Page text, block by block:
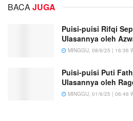
BACAJUGA
Puisi-puisi Rifqi
Ulasannya oleh
MINGGU, 08/6/25 | 16:36
Puisi-puisi Puti
Ulasannya oleh
MINGGU, 01/6/25 | 06:46